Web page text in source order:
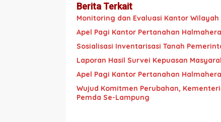
Berita Terkait
Monitoring dan Evaluasi Kantor
Apel Pagi Kantor Pertanahan
Sosialisasi Inventarisasi Tanah
Laporan Hasil Survei Kepuasan
Apel Pagi Kantor Pertanahan
Wujud Komitmen Perubahan,
Pemda Se-Lampung